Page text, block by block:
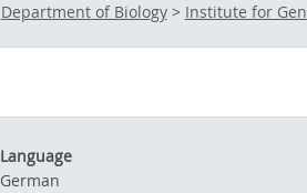
Department of Biology> Institute for
Language
German